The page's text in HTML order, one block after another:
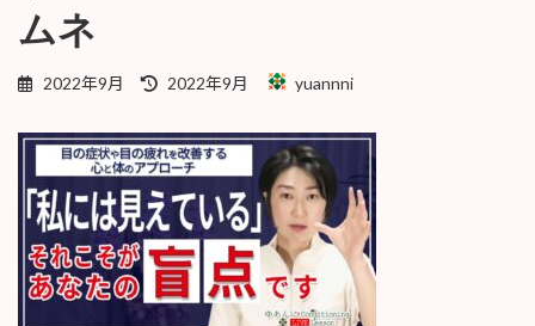
ムネ
2022年9月
最
新
日
時
:
2022年9月 yuannni